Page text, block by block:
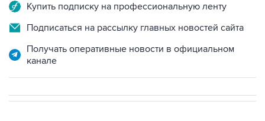
Купить подписку на профессиональную ленту
Подписаться на рассылку главных новостей сайта
Получать оперативные новости в официальном
канале